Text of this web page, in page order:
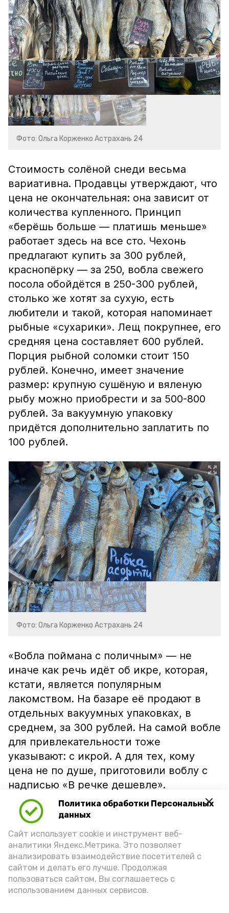
Политика обработки Персональных
данных
Сайт использует cookie и инструмент веб-
аналитики Яндекс.Метрика. Это позволяет
анализировать взаимодействие посетителей с
сайтом и делать его лучше. Продолжая
пользоваться сайтом, Вы соглашаетесь с
использованием данных сервисов.
Фото: Ольга Корженко Астрахань 24
Стоимость солёной снеди весьма
вариативна. Продавцы утверждают, что
цена не окончательная: она зависит от
количества купленного. Принцип
«берёшь больше — платишь меньше»
работает здесь на все сто. Чехонь
предлагают купить за 300 рублей,
краснопёрку — за 250, вобла свежего
посола обойдётся в 250-300 рублей,
столько же хотят за сухую, есть
любители и такой, которая напоминает
рыбные «сухарики». Лещ покрупнее, его
средняя цена составляет 600 рублей.
Порция рыбной соломки стоит 150
рублей. Конечно, имеет значение
размер: крупную сушёную и вяленую
рыбу можно приобрести и за 500-800
рублей. За вакуумную упаковку
придётся дополнительно заплатить по
100 рублей.
Фото: Ольга Корженко Астрахань 24
«Вобла поймана с поличным» — не
иначе как речь идёт об икре, которая,
кстати, является популярным
лакомством. На базаре её продают в
отдельных вакуумных упаковках, в
среднем, за 300 рублей. На самой вобле
для привлекательности тоже
указывают: с икрой. А для тех, кому
цена не по душе, приготовили воблу с
надписью «В речке дешевле».